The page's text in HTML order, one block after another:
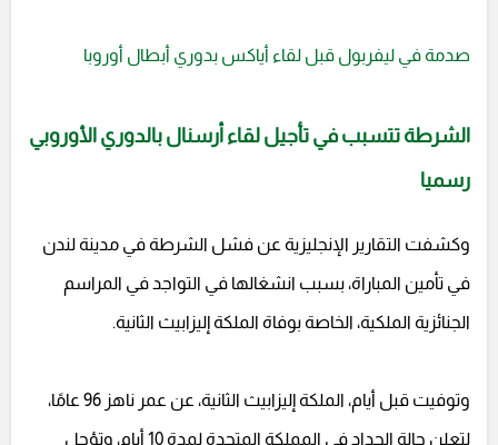
صدمة في ليفربول قبل لقاء أياكس بدوري أبطال أوروبا
الشرطة تتسبب في تأجيل لقاء أرسنال بالدوري الأوروبي
رسميا
وكشفت التقارير الإنجليزية عن فشل الشرطة في مدينة لندن
في تأمين المباراة، بسبب انشغالها في التواجد في المراسم
الجنائزية الملكية، الخاصة بوفاة الملكة إليزابيث الثانية.
وتوفيت قبل أيام، الملكة إليزابيث الثانية، عن عمر ناهز 96 عامًا،
لتعلن حالة الحداد في المملكة المتحدة لمدة 10 أيام، وتؤجل